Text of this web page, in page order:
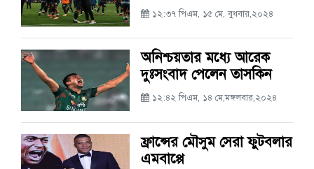
১২:৩৭ পিএম, ১৫ মে, বুধবার,২০২৪
অনিশ্চয়তার মধ্যে আরেক
দুঃসংবাদ পেলেন তাসকিন
১২:৪২ পিএম, ১৪ মে,মঙ্গলবার,২০২৪
ফ্রান্সের মৌসুম সেরা ফুটবলার
এমবাপ্পে